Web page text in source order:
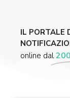
IL PORTALE
online dal